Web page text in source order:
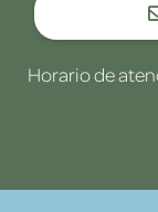
Horario de